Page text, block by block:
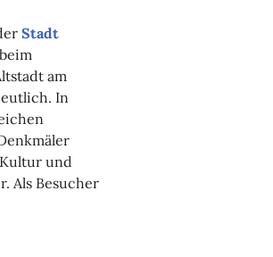
Stadt
am
In
und
Als Besucher